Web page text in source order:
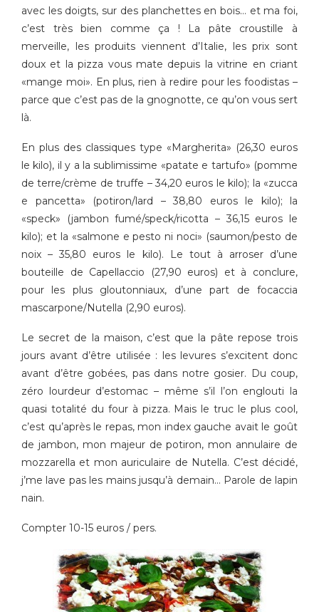
avec les doigts, sur des planchettes en bois… et ma foi,
c’est très bien comme ça ! La pâte croustille à
merveille, les produits viennent d’Italie, les prix sont
doux et la pizza vous mate depuis la vitrine en criant
«mange moi». En plus, rien à redire pour les foodistas –
parce que c’est pas de la gnognotte, ce qu’on vous sert
là.
En plus des classiques type «Margherita» (26,30 euros
le kilo), il y a la sublimissime «patate e tartufo» (pomme
de terre/crème de truffe – 34,20 euros le kilo); la «zucca
e pancetta» (potiron/lard – 38,80 euros le kilo); la
«speck» (jambon fumé/speck/ricotta – 36,15 euros le
kilo); et la «salmone e pesto ni noci» (saumon/pesto de
noix – 35,80 euros le kilo). Le tout à arroser d’une
bouteille de Capellaccio (27,90 euros) et à conclure,
pour les plus gloutonniaux, d’une part de focaccia
mascarpone/Nutella (2,90 euros).
Le secret de la maison, c’est que la pâte repose trois
jours avant d’être utilisée : les levures s’excitent donc
avant d’être gobées, pas dans notre gosier. Du coup,
zéro lourdeur d’estomac – même s’il l’on englouti la
quasi totalité du four à pizza. Mais le truc le plus cool,
c’est qu’après le repas, mon index gauche avait le goût
de jambon, mon majeur de potiron, mon annulaire de
mozzarella et mon auriculaire de Nutella. C’est décidé,
j’me lave pas les mains jusqu’à demain… Parole de lapin
nain.
Compter 10-15 euros / pers.